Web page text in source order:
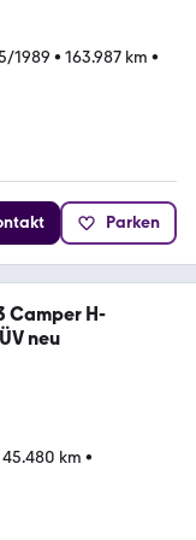
1989 • 163.987 km •
Parken
Camper H-
neu
45.480 km •